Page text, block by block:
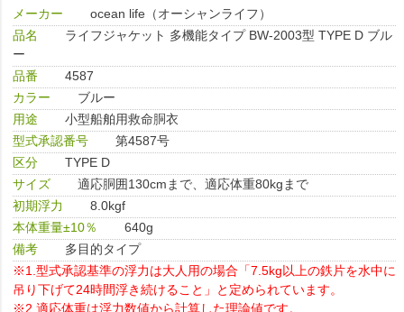
メーカー
ocean life（オーシャンライフ）
品名
ライフジャケット 多機能タイプ BW-2003型 TYPE D ブル
ー
品番
4587
カラー
ブルー
用途
小型船舶用救命胴衣
型式承認番号
第4587号
区分
TYPE D
サイズ
適応胴囲130cmまで、適応体重80kgまで
初期浮力
8.0kgf
本体重量±10％
640g
備考
多目的タイプ
※1.型式承認基準の浮力は大人用の場合「7.5kg以上の鉄片を水中に
吊り下げて24時間浮き続けること」と定められています。
※2.適応体重は浮力数値から計算した理論値です。